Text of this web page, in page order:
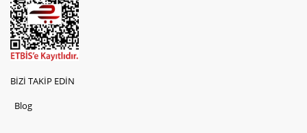
BİZİ TAKİP EDİN
Blog